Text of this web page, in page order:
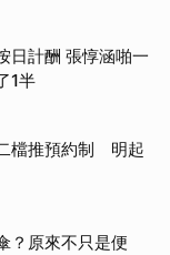
日計酬 張惇涵啪一
1半
檔推預約制 明起
？原來不只是便